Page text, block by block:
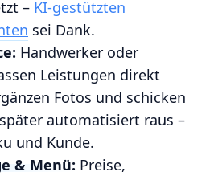
– KI‑gestützten
sei Dank.
Handwerker oder
Leistungen direkt
Fotos und schicken
automatisiert raus –
und Kunde.
& Menü: Preise,